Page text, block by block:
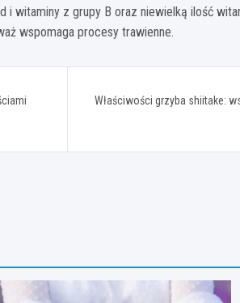
witaminy z grupy B oraz niewielką ilość
wspomaga procesy trawienne.
Właściwości grzyba shiitake: